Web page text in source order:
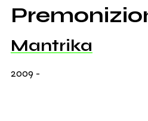
Mantrika
2009 -